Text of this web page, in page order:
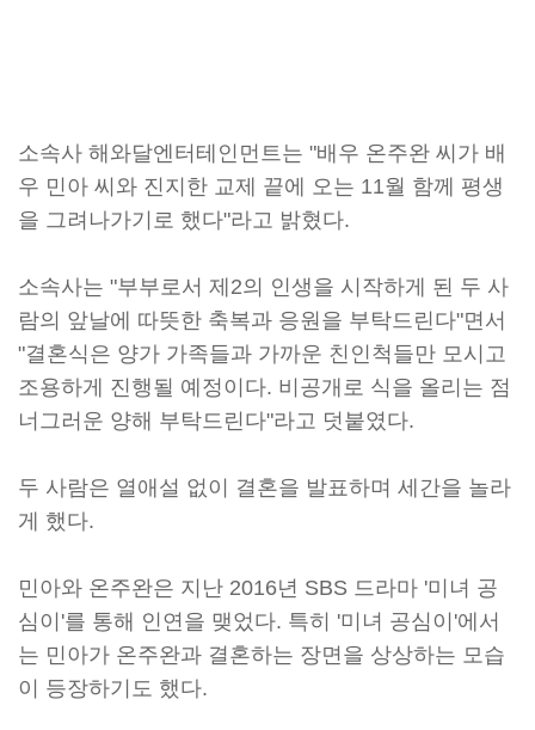
소속사 해와달엔터테인먼트는 "배우 온주완 씨가 배
우 민아 씨와 진지한 교제 끝에 오는 11월 함께 평생
을 그려나가기로 했다"라고 밝혔다.
소속사는 "부부로서 제2의 인생을 시작하게 된 두 사
람의 앞날에 따뜻한 축복과 응원을 부탁드린다"면서
"결혼식은 양가 가족들과 가까운 친인척들만 모시고
조용하게 진행될 예정이다. 비공개로 식을 올리는 점
너그러운 양해 부탁드린다"라고 덧붙였다.
두 사람은 열애설 없이 결혼을 발표하며 세간을 놀라
게 했다.
민아와 온주완은 지난 2016년 SBS 드라마 '미녀 공
심이'를 통해 인연을 맺었다. 특히 '미녀 공심이'에서
는 민아가 온주완과 결혼하는 장면을 상상하는 모습
이 등장하기도 했다.